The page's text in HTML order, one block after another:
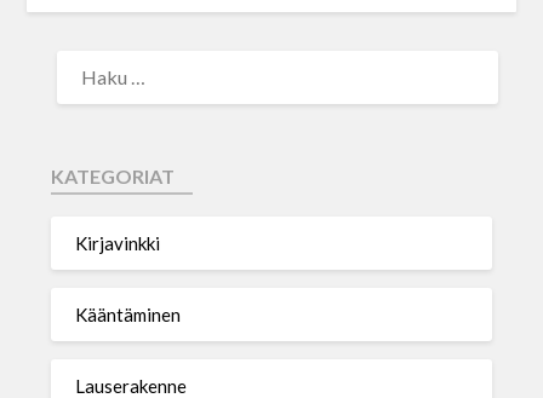
KATEGORIAT
Kirjavinkki
Kääntäminen
Lauserakenne